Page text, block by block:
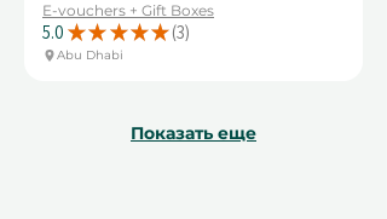
E-vouchers + Gift Boxes
5.0 ★ ★ ★ ★ ★ 3
3
Abu Dhabi
Показать еще